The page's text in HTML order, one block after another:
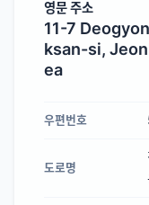
영문 주소
11-7
ksan-si,
ea
우편번호
도로명